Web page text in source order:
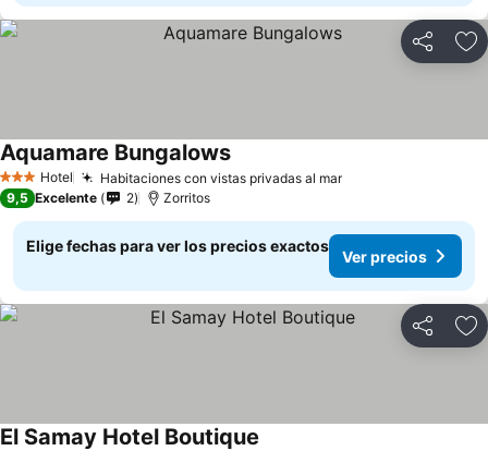
Compartir
3 Estrellas
Hotel Habitaciones con vistas privadas al mar
Aquamare Bungalows
9,5 Excelente 2 Zorritos
Elige fechas para ver los precios exactos
Ver precios
Compartir
El Samay Hotel Boutique